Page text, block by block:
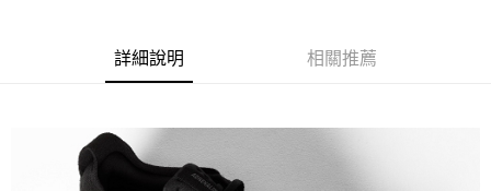
詳細說明 相關推薦